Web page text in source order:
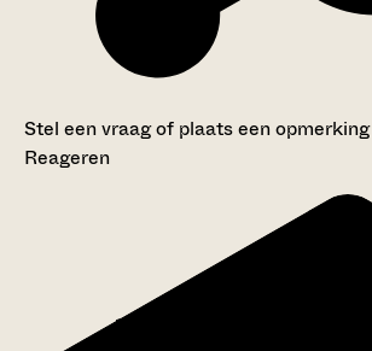
Stel een vraag of plaats een
Reageren